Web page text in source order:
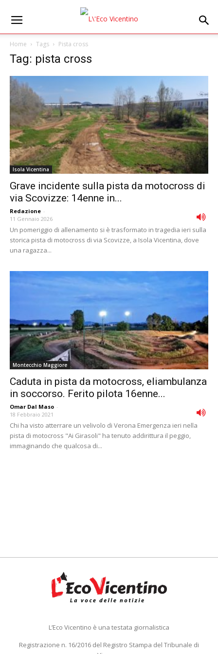
Home Tags Pista cross
Tag: pista cross
Isola Vicentina
Grave incidente sulla pista da motocross di
via Scovizze: 14enne in...
Redazione -
11 Gennaio 2026
Un pomeriggio di allenamento si è trasformato in tragedia ieri sulla
storica pista di motocross di via Scovizze, a Isola Vicentina, dove
una ragazza...
Montecchio Maggiore
Caduta in pista da motocross, eliambulanza
in soccorso. Ferito pilota 16enne...
Omar Dal Maso -
18 Febbraio 2021
Chi ha visto atterrare un velivolo di Verona Emergenza ieri nella
pista di motocross "Ai Girasoli" ha tenuto addirittura il peggio,
immaginando che qualcosa di...
L’Eco Vicentino è una testata giornalistica
Registrazione n. 16/2016 del Registro Stampa del Tribunale di